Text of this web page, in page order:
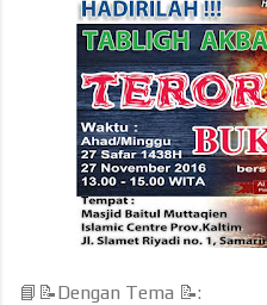
📘📝Dengan Tema 📝: